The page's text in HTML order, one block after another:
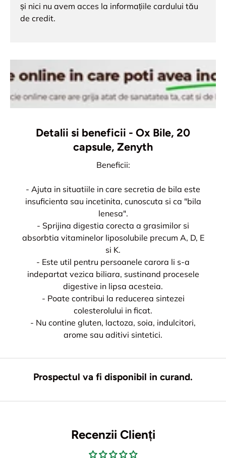
și nici nu avem acces la informațiile cardului tău
de credit.
Detalii si beneficii - Ox Bile, 20
capsule, Zenyth
Beneficii:
- Ajuta in situatiile in care secretia de bila este
insuficienta sau incetinita, cunoscuta si ca "bila
lenesa".
- Sprijina digestia corecta a grasimilor si
absorbtia vitaminelor liposolubile precum A, D, E
si K.
- Este util pentru persoanele carora li s-a
indepartat vezica biliara, sustinand procesele
digestive in lipsa acesteia.
- Poate contribui la reducerea sintezei
colesterolului in ficat.
- Nu contine gluten, lactoza, soia, indulcitori,
arome sau aditivi sintetici.
Prospectul va fi disponibil in curand.
Recenzii Clienți